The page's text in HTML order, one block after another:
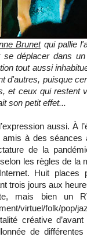
Brunetqui pallie
déplacer dans
tout aussi
d'autres, puisque
et ceux qui restent
son petit effet...
aussi. À
à des séances
de la
les règles de la
Huit places
trois jours aux
mais bien un
virtuel/folk/pop/
créative
de